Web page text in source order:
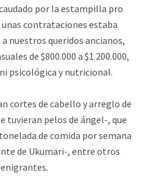
por la estampilla pro
contrataciones estaba
nuestros queridos ancianos,
de $800.000 a $1.200.000,
psicológica y nutricional.
cortes de cabello y arreglo de
tuvieran pelos de ángel-, que
de comida por semana
de Ukumari-, entre otros